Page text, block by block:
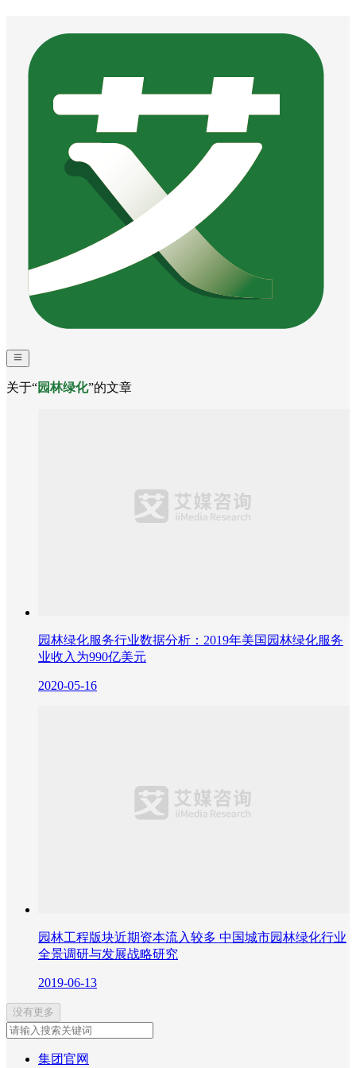
关于“园林绿化”的文章
园林绿化服务行业数据分析：2019年美国园林绿化服务
业收入为990亿美元
2020-05-16
园林工程版块近期资本流入较多 中国城市园林绿化行业
全景调研与发展战略研究
2019-06-13
没有更多
集团官网